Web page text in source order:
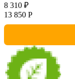
8 310 ₽
13 850 Р